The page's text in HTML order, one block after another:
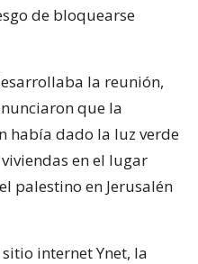
de bloquearse
la reunión,
que la
había dado la luz verde
en el lugar
palestino en Jerusalén
internet Ynet, la